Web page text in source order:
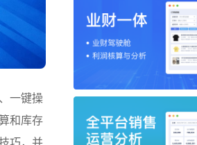
一键操
和库存